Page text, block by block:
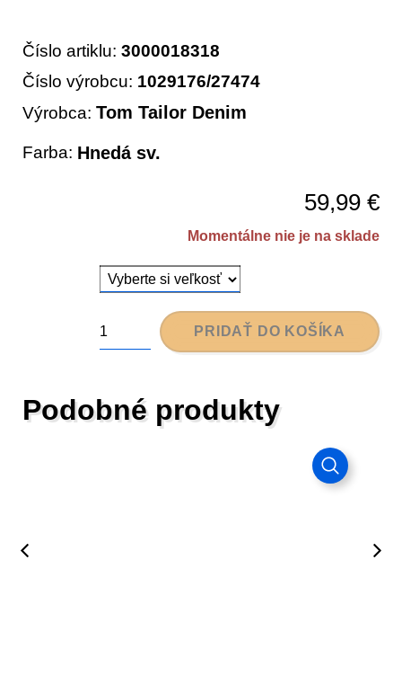
Číslo artiklu: 3000018318
Číslo výrobcu: 1029176/27474
Výrobca: Tom Tailor Denim
Farba: Hnedá sv.
59,99 €
Momentálne nie je na sklade
množstvo
-
Tom
PRIDAŤ DO KOŠÍKA
Podobné produkty